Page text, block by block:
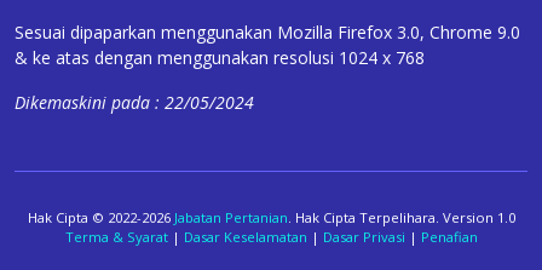
Sesuai dipaparkan menggunakan Mozilla Firefox 3.0, Chrome 9.0
& ke atas dengan menggunakan resolusi 1024 x 768
Dikemaskini pada : 22/05/2024
Hak Cipta © 2022-2026 Jabatan Pertanian. Hak Cipta Terpelihara. Version 1.0
Terma & Syarat| Dasar Keselamatan | Dasar Privasi | Penafian